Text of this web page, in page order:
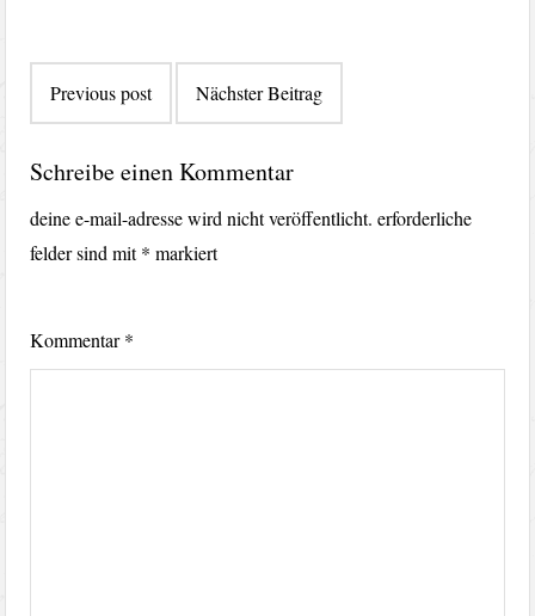
Previous post Nächster Beitrag
Schreibe einen Kommentar
deine e-mail-adresse wird nicht veröffentlicht. erforderliche
felder sind mit* markiert
Kommentar*